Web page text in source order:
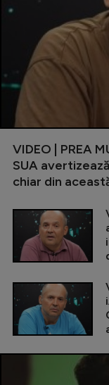
VIDEO | PREA
SUA
chiar din